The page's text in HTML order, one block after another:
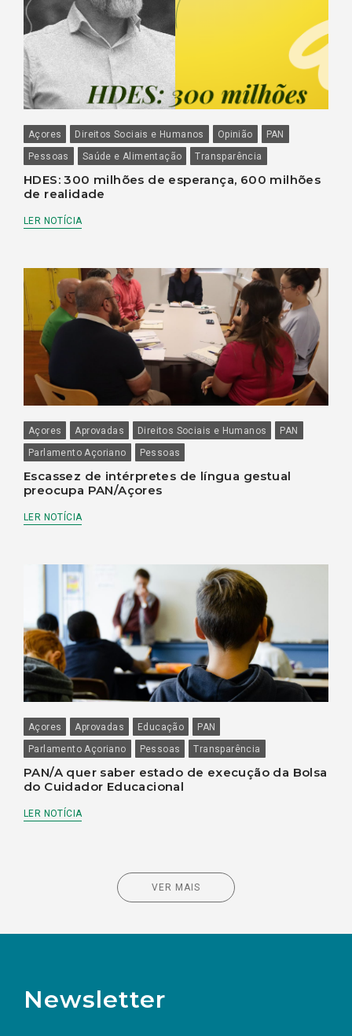
Açores Direitos Sociais e Humanos Opinião
PAN
Pessoas
Saúde e Alimentação Transparência
HDES: 300 milhões de esperança, 600 milhões
de realidade
LER NOTÍCIA
Açores Aprovadas Direitos Sociais e Humanos
PAN
Parlamento Açoriano
Pessoas
Escassez de intérpretes de língua gestual
preocupa PAN/Açores
LER NOTÍCIA
Açores Aprovadas Educação
PAN
Parlamento Açoriano
Pessoas Transparência
PAN/A quer saber estado de execução da Bolsa
do Cuidador Educacional
LER NOTÍCIA
VER MAIS
Newsletter